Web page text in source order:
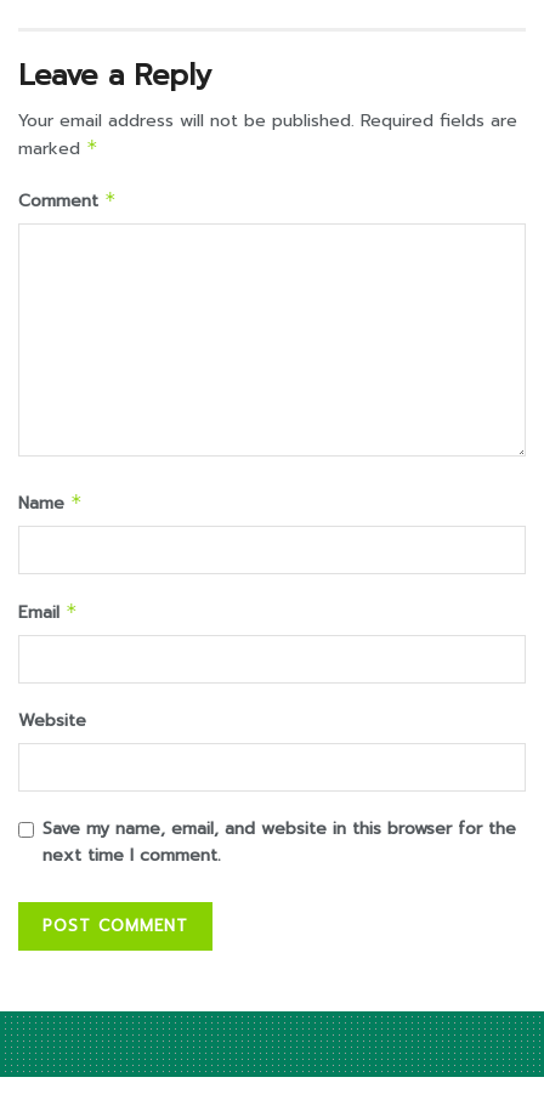
Leave a Reply
Your email address will not be published. Required fields are
marked *
Comment *
Name *
Email *
Website
Save my name, email, and website in this browser for the
next time I comment.